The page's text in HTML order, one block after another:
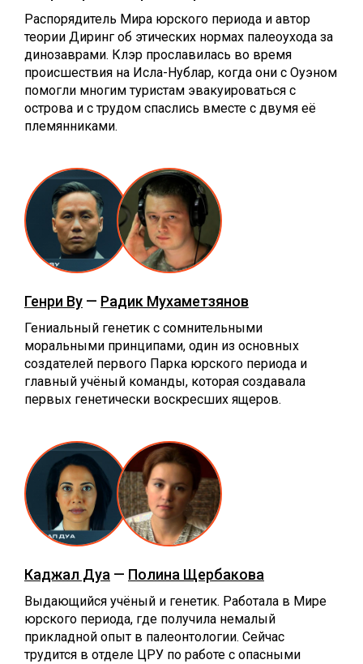
Распорядитель Мира юрского периода и автор
теории Диринг об этических нормах палеоухода за
динозаврами. Клэр прославилась во время
происшествия на Исла-Нублар, когда они с Оуэном
помогли многим туристам эвакуироваться с
острова и с трудом спаслись вместе с двумя её
племянниками.
Генри Ву — Радик Мухаметзянов
Гениальный генетик с сомнительными
моральными принципами, один из основных
создателей первого Парка юрского периода и
главный учёный команды, которая создавала
первых генетически воскресших ящеров.
Каджал Дуа — Полина Щербакова
Выдающийся учёный и генетик. Работала в Мире
юрского периода, где получила немалый
прикладной опыт в палеонтологии. Сейчас
трудится в отделе ЦРУ по работе с опасными